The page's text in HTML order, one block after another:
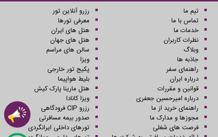
تیم ما
تماس با ما
خدمات ما
نظرات کاربران
وبلاگ
جاذبه ها
راهنمای سفر
درباره ایران
قوانین و مقررات
درباره امیرحسین جعفری
راهنمای خرید از ما
مجوزها و مدارک ما
فرصت های شغلی
رزرو آنلاین تور
معرفی تورها
هتل های ایران
هتل های جهان
سالن های مراسم
ویزا
پکیج تور خارجی
بلیط هواپیما
هتل مارینا پارک کیش
ویزا کانادا
رزرو CIP فرودگاهی
صدور بیمه مسافرتی
تورهای داخلی ایرانگردی